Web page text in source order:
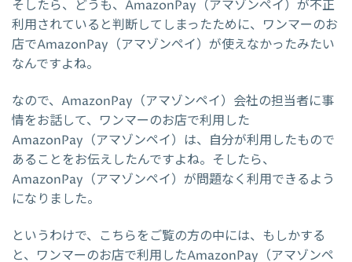
そしたら、どうも、AmazonPay（アマゾンペイ）が不正
利用されていると判断してしまったために、ワンマーのお
店でAmazonPay（アマゾンペイ）が使えなかったみたい
なんですよね。
なので、AmazonPay（アマゾンペイ）会社の担当者に事
情をお話して、ワンマーのお店で利用した
AmazonPay（アマゾンペイ）は、自分が利用したもので
あることをお伝えしたんですよね。そしたら、
AmazonPay（アマゾンペイ）が問題なく利用できるよう
になりました。
というわけで、こちらをご覧の方の中には、もしかする
と、ワンマーのお店で利用したAmazonPay（アマゾンペ